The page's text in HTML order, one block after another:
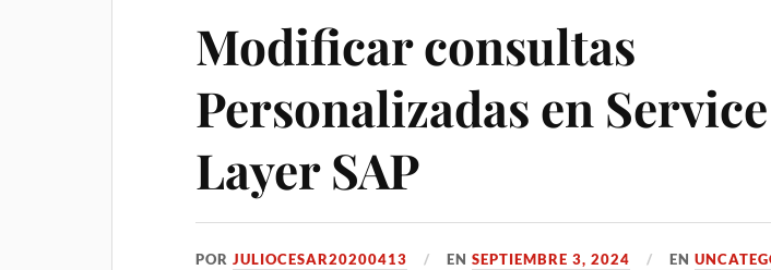
Modificar consultas
Personalizadas en Service
Layer SAP
PORJULIOCESAR20200413 ENSEPTIEMBRE 3, 2024 EN